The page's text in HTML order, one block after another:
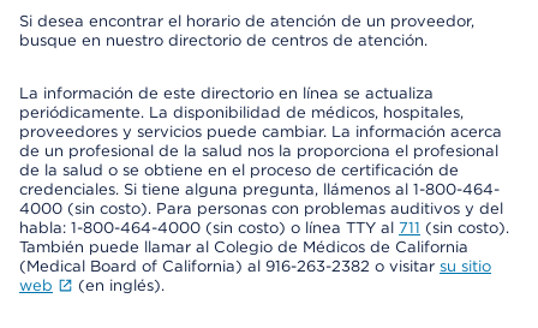
Si desea encontrar el horario de atención de un proveedor,
busque en nuestro directorio de centros de atención.
La información de este directorio en línea se actualiza
periódicamente. La disponibilidad de médicos, hospitales,
proveedores y servicios puede cambiar. La información acerca
de un profesional de la salud nos la proporciona el profesional
de la salud o se obtiene en el proceso de certificación de
credenciales. Si tiene alguna pregunta, llámenos al 1-800-464-
4000 (sin costo). Para personas con problemas auditivos y del
habla: 1-800-464-4000 (sin costo) o línea TTY al 711 (sin costo).
También puede llamar al Colegio de Médicos de California
(Medical Board of California) al 916-263-2382 o visitar su sitio
web
(en inglés).